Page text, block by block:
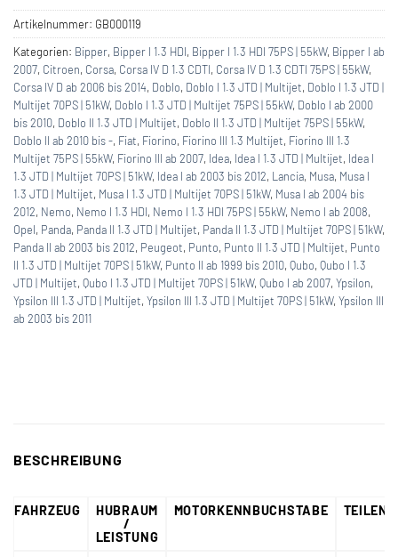
Artikelnummer: GB000119
Kategorien: Bipper, Bipper I 1.3 HDI, Bipper I 1.3 HDI 75PS | 55kW, Bipper I ab
2007, Citroen, Corsa, Corsa IV D 1.3 CDTI, Corsa IV D 1.3 CDTI 75PS | 55kW,
Corsa IV D ab 2006 bis 2014, Doblo, Doblo I 1.3 JTD | Multijet, Doblo I 1.3 JTD |
Multijet 70PS | 51kW, Doblo I 1.3 JTD | Multijet 75PS | 55kW, Doblo I ab 2000
bis 2010, Doblo II 1.3 JTD | Multijet, Doblo II 1.3 JTD | Multijet 75PS | 55kW,
Doblo II ab 2010 bis -, Fiat, Fiorino, Fiorino III 1.3 Multijet, Fiorino III 1.3
Multijet 75PS | 55kW, Fiorino III ab 2007, Idea, Idea I 1.3 JTD | Multijet, Idea I
1.3 JTD | Multijet 70PS | 51kW, Idea I ab 2003 bis 2012, Lancia, Musa, Musa I
1.3 JTD | Multijet, Musa I 1.3 JTD | Multijet 70PS | 51kW, Musa I ab 2004 bis
2012, Nemo, Nemo I 1.3 HDI, Nemo I 1.3 HDI 75PS | 55kW, Nemo I ab 2008,
Opel, Panda, Panda II 1.3 JTD | Multijet, Panda II 1.3 JTD | Multijet 70PS | 51kW,
Panda II ab 2003 bis 2012, Peugeot, Punto, Punto II 1.3 JTD | Multijet, Punto
II 1.3 JTD | Multijet 70PS | 51kW, Punto II ab 1999 bis 2010, Qubo, Qubo I 1.3
JTD | Multijet, Qubo I 1.3 JTD | Multijet 70PS | 51kW, Qubo I ab 2007, Ypsilon,
Ypsilon III 1.3 JTD | Multijet, Ypsilon III 1.3 JTD | Multijet 70PS | 51kW, Ypsilon III
ab 2003 bis 2011
BESCHREIBUNG
FAHRZEUG
HUBRAUM
/
LEISTUNG
MOTORKENNBUCHSTABE